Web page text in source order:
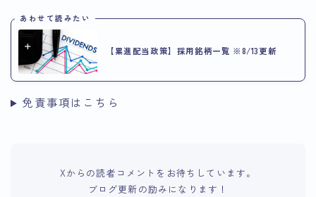
あわせて読みたい
【累進配当政策】採用銘柄一覧 ※8/13更新
免責事項はこちら
Xからの読者コメントをお待ちしています。
ブログ更新の励みになります！